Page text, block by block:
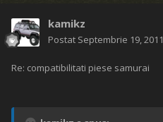
kamikz
Postat Septembrie 19, 2011
Re: compatibilitati piese samurai